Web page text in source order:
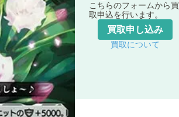
こちらのフォームから買
取申込を行います。
買取申し込み
買取について